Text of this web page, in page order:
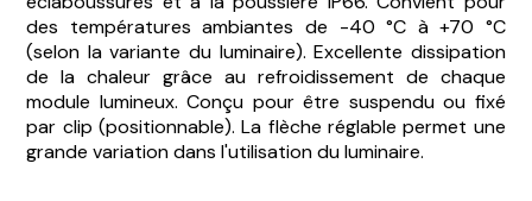
des températures ambiantes de -40 °C à +70 °C
(selon la variante du luminaire). Excellente dissipation
de la chaleur grâce au refroidissement de chaque
module lumineux. Conçu pour être suspendu ou fixé
par clip (positionnable). La flèche réglable permet une
grande variation dans l'utilisation du luminaire.